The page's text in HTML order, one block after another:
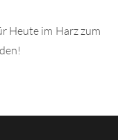
Heute im Harz zum